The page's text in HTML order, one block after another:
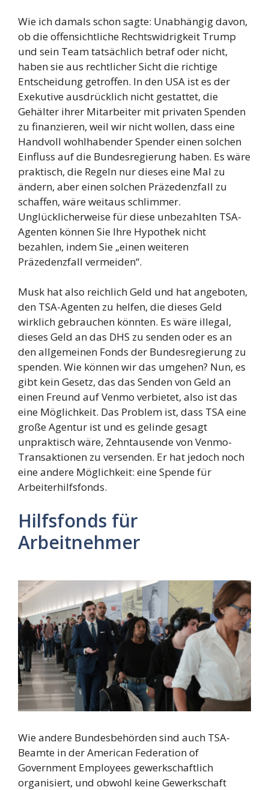
Wie ich damals schon sagte: Unabhängig davon,
ob die offensichtliche Rechtswidrigkeit Trump
und sein Team tatsächlich betraf oder nicht,
haben sie aus rechtlicher Sicht die richtige
Entscheidung getroffen. In den USA ist es der
Exekutive ausdrücklich nicht gestattet, die
Gehälter ihrer Mitarbeiter mit privaten Spenden
zu finanzieren, weil wir nicht wollen, dass eine
Handvoll wohlhabender Spender einen solchen
Einfluss auf die Bundesregierung haben. Es wäre
praktisch, die Regeln nur dieses eine Mal zu
ändern, aber einen solchen Präzedenzfall zu
schaffen, wäre weitaus schlimmer.
Unglücklicherweise für diese unbezahlten TSA-
Agenten können Sie Ihre Hypothek nicht
bezahlen, indem Sie „einen weiteren
Präzedenzfall vermeiden“.
Musk hat also reichlich Geld und hat angeboten,
den TSA-Agenten zu helfen, die dieses Geld
wirklich gebrauchen könnten. Es wäre illegal,
dieses Geld an das DHS zu senden oder es an
den allgemeinen Fonds der Bundesregierung zu
spenden. Wie können wir das umgehen? Nun, es
gibt kein Gesetz, das das Senden von Geld an
einen Freund auf Venmo verbietet, also ist das
eine Möglichkeit. Das Problem ist, dass TSA eine
große Agentur ist und es gelinde gesagt
unpraktisch wäre, Zehntausende von Venmo-
Transaktionen zu versenden. Er hat jedoch noch
eine andere Möglichkeit: eine Spende für
Arbeiterhilfsfonds.
Hilfsfonds für
Arbeitnehmer
Wie andere Bundesbehörden sind auch TSA-
Beamte in der American Federation of
Government Employees gewerkschaftlich
organisiert, und obwohl keine Gewerkschaft